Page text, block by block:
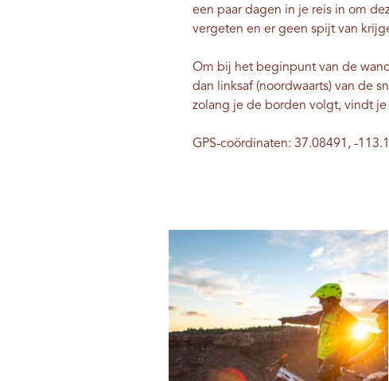
een paar dagen in je reis in om
vergeten en er geen spijt van
Om bij het beginpunt van de
dan linksaf (noordwaarts) van de
zolang je de borden volgt, vindt
GPS-coördinaten: 37.08491, -